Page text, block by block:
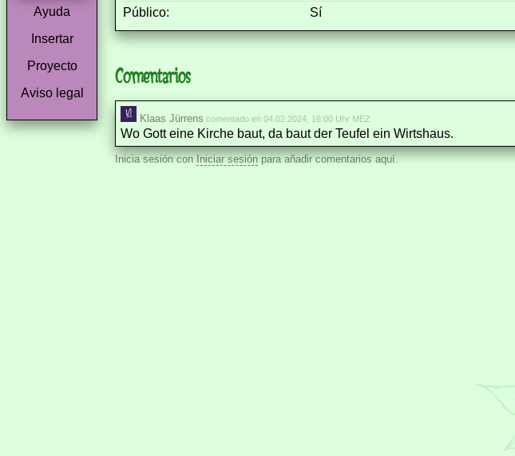
Ayuda
Insertar
Proyecto
Aviso legal
Público:
Sí
Comentarios
Klaas Jürrens comentado en 04.02.2024, 16:00 Uhr MEZ
Wo Gott eine Kirche baut, da baut der Teufel ein Wirtshaus.
Inicia sesión conIniciar sesiónpara añadir comentarios aquí.